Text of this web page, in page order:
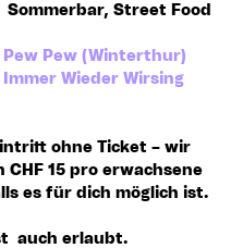
Pew Pew (Winterthur)
Immer Wieder Wirsing
ohne Ticket – wir
CHF 15 pro erwachsene
es für dich möglich ist.
auch erlaubt.